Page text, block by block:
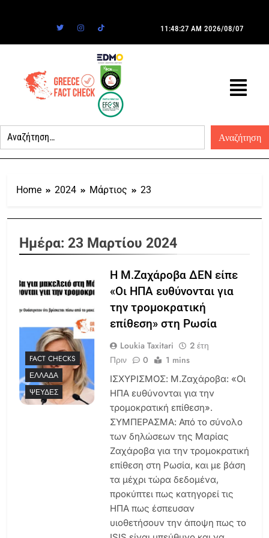
11:48:27 AM 2026/08/07
Home 2024 Μάρτιος 23
Ημέρα: 23 Μαρτίου 2024
FACT CHECKS
ΕΛΛΆΔΑ
ΨΕΥΔΈΣ
Η Μ.Ζαχάροβα ΔΕΝ είπε
«Οι ΗΠΑ ευθύνονται για
την τρομοκρατική
επίθεση» στη Ρωσία
Loukia Taxitari
2 έτη
Πριν
0 1 mins
ΙΣΧΥΡΙΣΜΟΣ: Μ.Ζαχάροβα: «Oι
ΗΠΑ ευθύνονται για την
τρομοκρατική επίθεση».
ΣΥΜΠΕΡΑΣΜΑ: Από το σύνολο
των δηλώσεων της Μαρίας
Ζαχάροβα για την τρομοκρατική
επίθεση στη Ρωσία, και με βάση
τα μέχρι τώρα δεδομένα,
προκύπτει πως κατηγορεί τις
ΗΠΑ πως έσπευσαν
υιοθετήσουν την άποψη πως το